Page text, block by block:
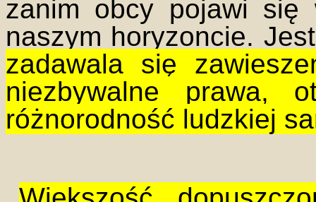
zanim obcy pojawi
naszym horyzoncie.
zadawala się
niezbywalne prawa,
różnorodność ludzkiej